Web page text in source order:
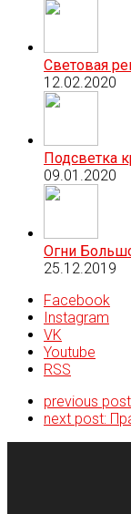
Световая
12.02.2020
Подсветка
09.01.2020
Огни
25.12.2019
Facebook
Instagram
VK
Youtube
RSS
previous
next post: